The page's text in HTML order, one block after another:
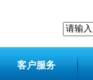
客户服务